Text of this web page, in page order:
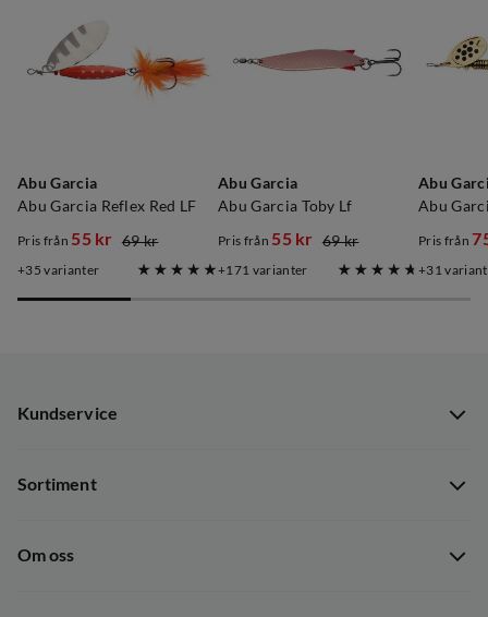
Abu Garcia
Abu Garcia Reflex Red LF
discounted
Pris från 55 kr
original
69 kr
35 varianter
Abu Garcia
Abu Garcia Toby Lf
discounted
Pris från 55 kr
original
69 kr
171 varianter
Abu
Pris från
original
31
Kundservice
Dataskyddspolicy
Sortiment
Om oss